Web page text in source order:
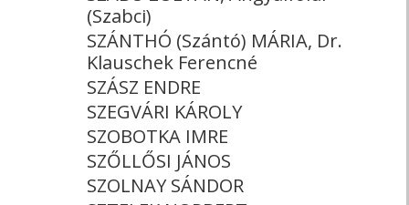
(Szabci)
SZÁNTHÓ (Szántó) MÁRIA, Dr.
Klauschek Ferencné
SZÁSZ ENDRE
SZEGVÁRI KÁROLY
SZOBOTKA IMRE
SZŐLLŐSI JÁNOS
SZOLNAY SÁNDOR